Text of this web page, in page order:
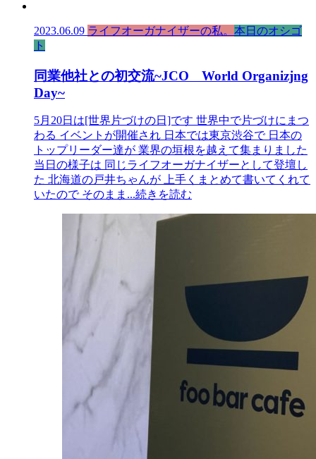
2023.06.09 ライフオーガナイザーの私。 本日のオシゴ
ト
同業他社との初交流~JCO World Organizjng
Day~
5月20日は[世界片づけの日]です 世界中で片づけにまつ
わる イベントが開催され 日本では東京渋谷で 日本の
トップリーダー達が 業界の垣根を越えて集まりました
当日の様子は 同じライフオーガナイザーとして登壇し
た 北海道の戸井ちゃんが 上手くまとめて書いてくれて
いたので そのまま ...続きを読む